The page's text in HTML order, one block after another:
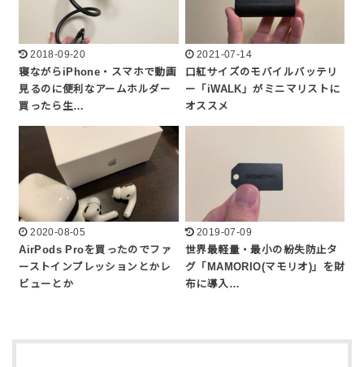
2018-09-20
寝ながらiPhone・スマホで動画
見るのに便利なアームホルダー
買ったら生…
2021-07-14
口紅サイズのモバイルバッテリ
ー「iWALK」がミニマリストに
オススメ
2020-08-05
AirPods Proを買ったのでファ
ーストインプレッションとかレ
ビューとか
2019-07-09
世界最軽量・最小の紛失防止タ
グ「MAMORIO(マモリオ)」を財
布に導入…